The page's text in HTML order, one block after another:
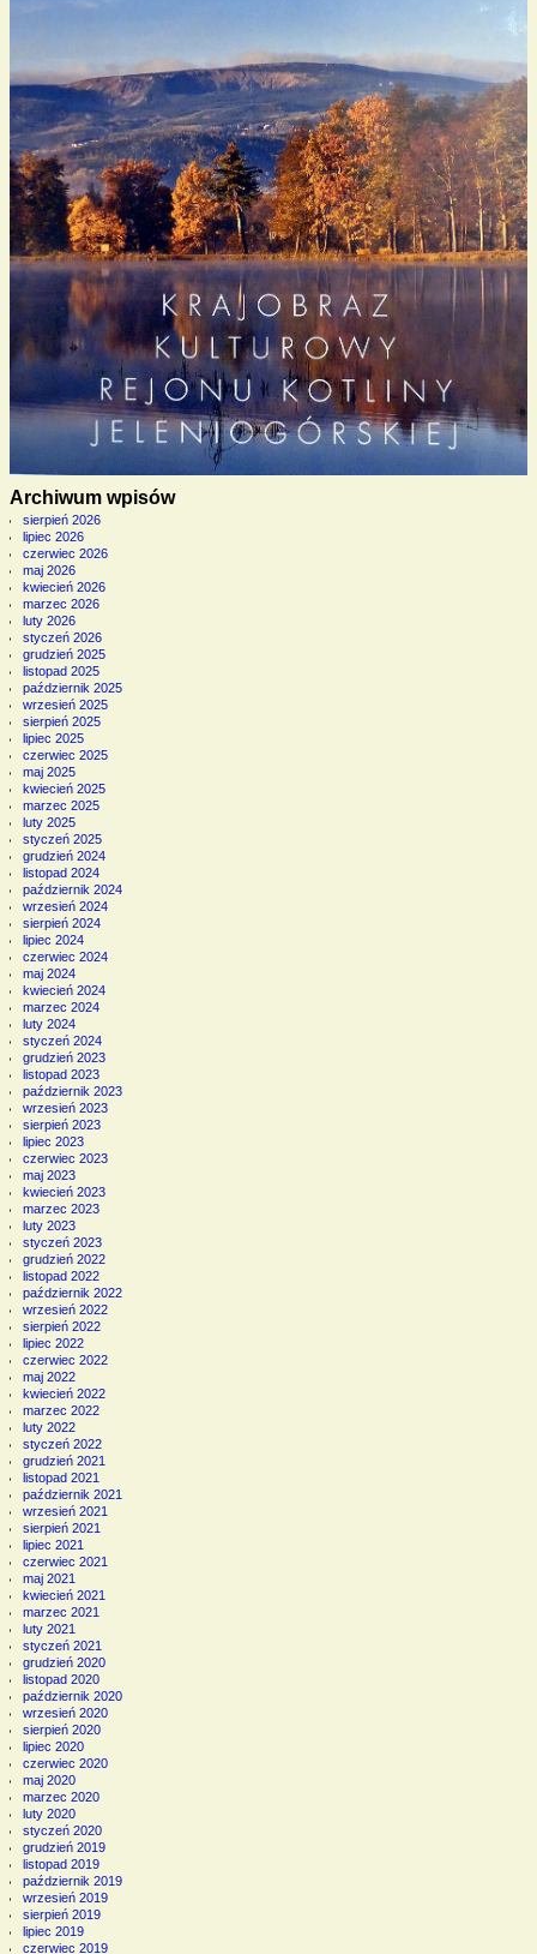
Archiwum wpisów
sierpień 2026
lipiec 2026
czerwiec 2026
maj 2026
kwiecień 2026
marzec 2026
luty 2026
styczeń 2026
grudzień 2025
listopad 2025
październik 2025
wrzesień 2025
sierpień 2025
lipiec 2025
czerwiec 2025
maj 2025
kwiecień 2025
marzec 2025
luty 2025
styczeń 2025
grudzień 2024
listopad 2024
październik 2024
wrzesień 2024
sierpień 2024
lipiec 2024
czerwiec 2024
maj 2024
kwiecień 2024
marzec 2024
luty 2024
styczeń 2024
grudzień 2023
listopad 2023
październik 2023
wrzesień 2023
sierpień 2023
lipiec 2023
czerwiec 2023
maj 2023
kwiecień 2023
marzec 2023
luty 2023
styczeń 2023
grudzień 2022
listopad 2022
październik 2022
wrzesień 2022
sierpień 2022
lipiec 2022
czerwiec 2022
maj 2022
kwiecień 2022
marzec 2022
luty 2022
styczeń 2022
grudzień 2021
listopad 2021
październik 2021
wrzesień 2021
sierpień 2021
lipiec 2021
czerwiec 2021
maj 2021
kwiecień 2021
marzec 2021
luty 2021
styczeń 2021
grudzień 2020
listopad 2020
październik 2020
wrzesień 2020
sierpień 2020
lipiec 2020
czerwiec 2020
maj 2020
marzec 2020
luty 2020
styczeń 2020
grudzień 2019
listopad 2019
październik 2019
wrzesień 2019
sierpień 2019
lipiec 2019
czerwiec 2019